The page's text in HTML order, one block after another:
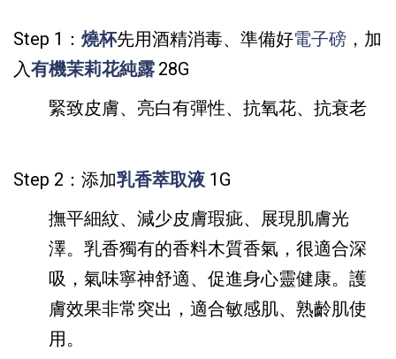
Step 1： 燒杯先用酒精消毒、準備好電子磅 ，加
入有機茉莉花純露 28G
緊致皮膚、亮白有彈性、抗氧花、抗衰老
Step 2：添加乳香萃取液 1G
撫平細紋、減少皮膚瑕疵、展現肌膚光
澤。 乳香獨有的香料木質香氣，很適合深
吸，氣味寧神舒適、促進身心靈健康。護
膚效果非常突出， 適合敏感肌、熟齡肌使
用。